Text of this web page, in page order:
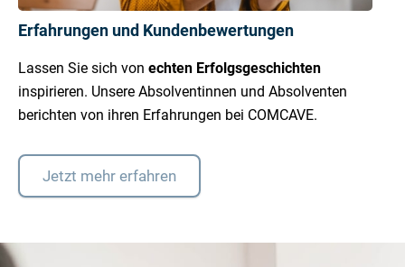
Erfahrungen und Kundenbewertungen
Lassen Sie sich von echten Erfolgsgeschichten
inspirieren. Unsere Absolventinnen und Absolventen
berichten von ihren Erfahrungen bei COMCAVE.
Jetzt mehr erfahren